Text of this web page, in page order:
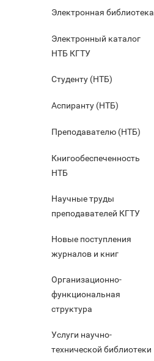
Электронная библиотека
Электронный каталог
НТБ КГТУ
Студенту (НТБ)
Аспиранту (НТБ)
Преподавателю (НТБ)
Книгообеспеченность
НТБ
Научные труды
преподавателей КГТУ
Новые поступления
журналов и книг
Организационно-
функциональная
структура
Услуги научно-
технической библиотеки